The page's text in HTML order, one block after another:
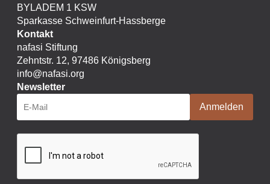
BYLADEM 1 KSW
Sparkasse Schweinfurt-Hassberge
Kontakt
nafasi Stiftung
Zehntstr. 12, 97486 Königsberg
info@nafasi.org
Newsletter
Anmelden